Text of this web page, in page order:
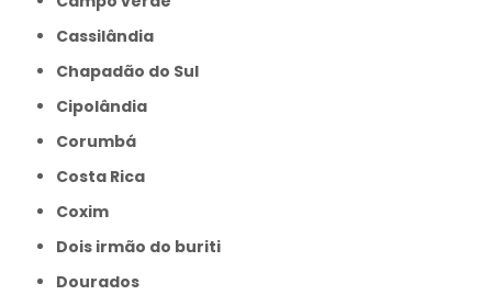
Cassilândia
Chapadão do Sul
Cipolândia
Corumbá
Costa Rica
Coxim
Dois irmão do buriti
Dourados